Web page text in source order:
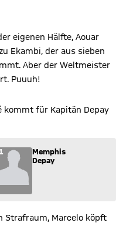
eigenen Hälfte, Aouar
Ekambi, der aus sieben
Aber der Weltmeister
Puuuh!
kommt für Kapitän Depay
für Memphis Depay
Memphis
Depay
Strafraum, Marcelo köpft